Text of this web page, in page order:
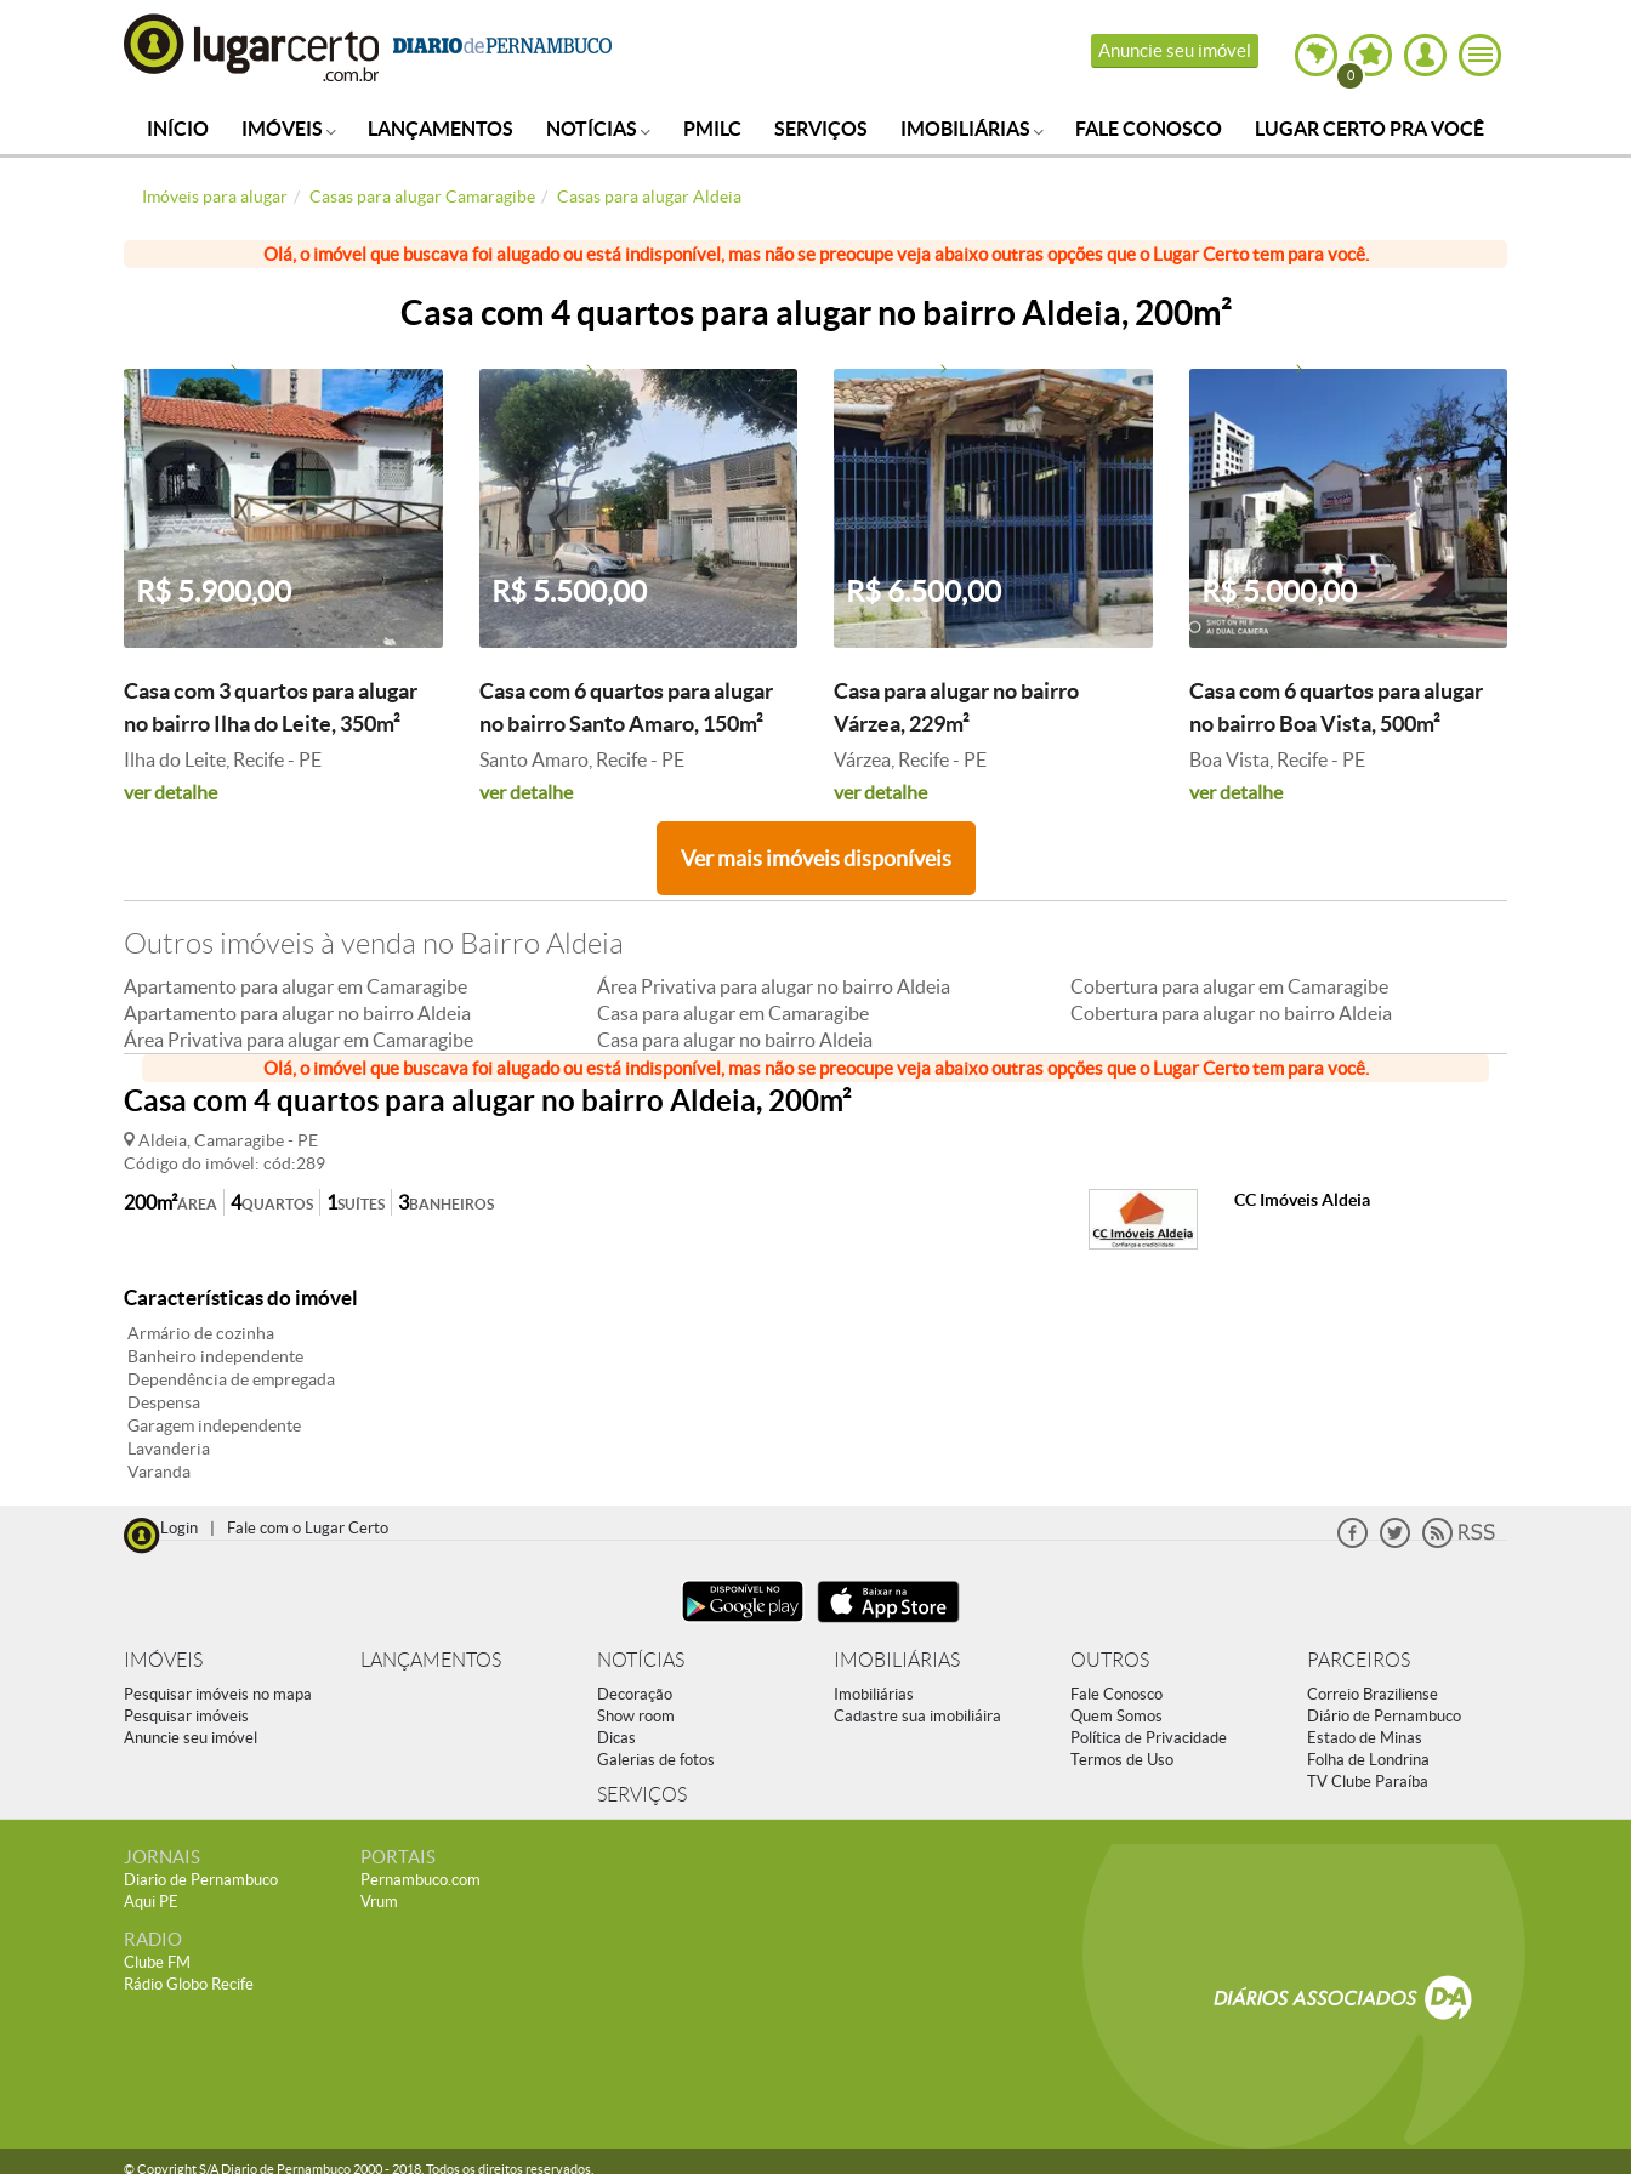
Anuncie seu imóvel
0
INÍCIO IMÓVEIS LANÇAMENTOS NOTÍCIAS PMILC SERVIÇOS IMOBILIÁRIAS FALE CONOSCO LUGAR CERTO PRA VOCÊ
Imóveis para alugar Casas para alugar Camaragibe Casas para alugar Aldeia
Olá, o imóvel que buscava foi alugado ou está indisponível, mas não se preocupe veja abaixo outras opções que o Lugar Certo tem para você.
Casa com 4 quartos para alugar no bairro Aldeia, 200m²
R$ 5.900,00
Casa com 3 quartos para alugar
no bairro Ilha do Leite, 350m²
Ilha do Leite, Recife - PE
ver detalhe
R$ 5.500,00
Casa com 6 quartos para alugar
no bairro Santo Amaro, 150m²
Santo Amaro, Recife - PE
ver detalhe
R$ 6.500,00
Casa para alugar no bairro
Várzea, 229m²
Várzea, Recife - PE
ver detalhe
R$ 5.000,00
Casa com 6 quartos para alugar
no bairro Boa Vista, 500m²
Boa Vista, Recife - PE
ver detalhe
Ver mais imóveis disponíveis
Outros imóveis à venda no Bairro Aldeia
Apartamento para alugar em Camaragibe
Apartamento para alugar no bairro Aldeia
Área Privativa para alugar em Camaragibe
Área Privativa para alugar no bairro Aldeia
Casa para alugar em Camaragibe
Casa para alugar no bairro Aldeia
Cobertura para alugar em Camaragibe
Cobertura para alugar no bairro Aldeia
Olá, o imóvel que buscava foi alugado ou está indisponível, mas não se preocupe veja abaixo outras opções que o Lugar Certo tem para você.
Casa com 4 quartos para alugar no bairro Aldeia, 200m²
Aldeia, Camaragibe - PE
Código do imóvel: cód:289
ÁREA
200m² QUARTOS
4 SUÍTES
1 BANHEIROS
3 CC Imóveis Aldeia
Características do imóvel
Armário de cozinha
Banheiro independente
Dependência de empregada
Despensa
Garagem independente
Lavanderia
Varanda
Login Fale com o Lugar Certo
IMÓVEIS
Pesquisar imóveis no mapa
Pesquisar imóveis
Anuncie seu imóvel
LANÇAMENTOS NOTÍCIAS
Decoração
Show room
Dicas
Galerias de fotos
SERVIÇOS
IMOBILIÁRIAS
Imobiliárias
Cadastre sua imobiliáira
OUTROS
Fale Conosco
Quem Somos
Política de Privacidade
Termos de Uso
PARCEIROS
Correio Braziliense
Diário de Pernambuco
Estado de Minas
Folha de Londrina
TV Clube Paraíba
JORNAIS
Diario de Pernambuco
Aqui PE
RADIO
Clube FM
Rádio Globo Recife
PORTAIS
Pernambuco.com
Vrum
© Copyright S/A Diario de Pernambuco 2000 - 2018 . Todos os direitos reservados.